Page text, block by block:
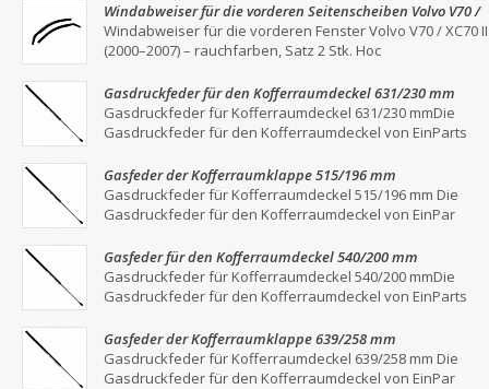
Windabweiser für die vorderen Seitenscheiben Volvo V70 /
XC70 II (2000–2007) – Rauchgrau, 2er-Set
Windabweiser für die vorderen Fenster Volvo V70 / XC70 II
(2000–2007) – rauchfarben, Satz 2 Stk. Hoc
Gasdruckfeder für den Kofferraumdeckel 631/230 mm
Gasdruckfeder für Kofferraumdeckel 631/230 mmDie
Gasdruckfeder für den Kofferraumdeckel von EinParts
Gasfeder der Kofferraumklappe 515/196 mm
Gasdruckfeder für Kofferraumdeckel 515/196 mm Die
Gasdruckfeder für den Kofferraumdeckel von EinPar
Gasfeder für den Kofferraumdeckel 540/200 mm
Gasdruckfeder für Kofferraumdeckel 540/200 mmDie
Gasdruckfeder für den Kofferraumdeckel von EinParts
Gasfeder der Kofferraumklappe 639/258 mm
Gasdruckfeder für Kofferraumdeckel 639/258 mm Die
Gasdruckfeder für den Kofferraumdeckel von EinPar